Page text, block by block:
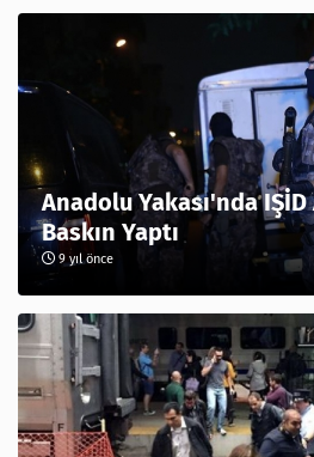
Anadolu Yakası'nda
Baskın Yaptı
9 yıl önce